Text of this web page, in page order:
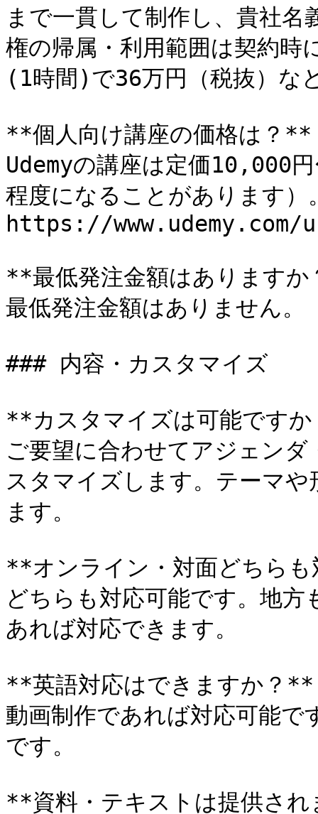
まで一貫して制作し、貴社
権の帰属・利用範囲は契約時
(1時間)で36万円（税抜）な
**個人向け講座の価格は？**
Udemyの講座は定価10,000
程度になることがあります
https://
**最低発注金額はあります
最低発注金額はありません。
### 内容・カスタマイズ
**カスタマイズは可能です
ご要望に合わせてアジェン
スタマイズします。テーマ
ます。
**オンライン・対面どちら
どちらも対応可能です。地
あれば対応できます。
**英語対応はできますか？**
動画制作であれば対応可能で
です。
**資料・テキストは提供さ